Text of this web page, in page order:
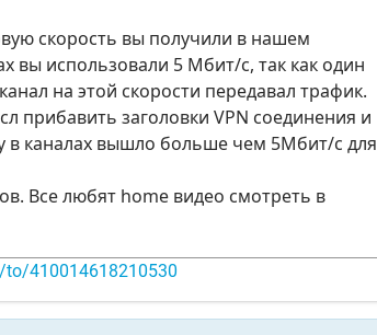
скорость вы получили в нашем
вы использовали 5 Мбит/с, так как один
на этой скорости передавал трафик.
прибавить заголовки VPN соединения и
в каналах вышло больше чем 5Мбит/с для
Все любят home видео смотреть в
to/410014618210530